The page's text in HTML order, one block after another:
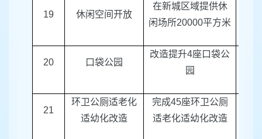
19 休闲空间开放
在新城区域提供休
闲场所20000平方米
20 口袋公园
改造提升4座口袋公
园
21
环卫公厕适老化
适幼化改造
完成45座环卫公厕
适老化适幼化改造